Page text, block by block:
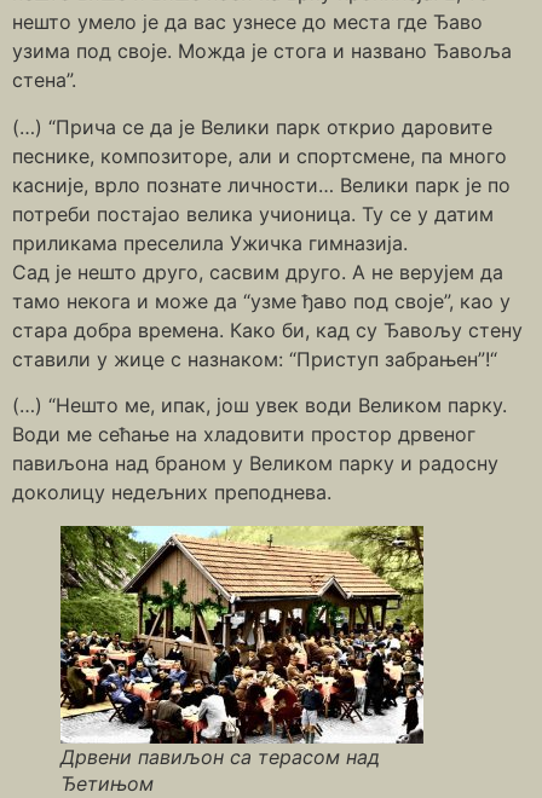
нешто умело је да вас узнесе до места где Ђаво
узима под своје. Можда је стога и названо Ђавоља
стена”.
(…) “Прича се да је Велики парк открио даровите
песнике, композиторе, али и спортсмене, па много
касније, врло познате личности… Велики парк је по
потреби постајао велика учионица. Ту се у датим
приликама преселила Ужичка гимназија.
Сад је нешто друго, сасвим друго. А не верујем да
тамо некога и може да “узме ђаво под своје”, као у
стара добра времена. Како би, кад су Ђавољу стену
ставили у жице с назнаком: “Приступ забрањен”!“
(…) “Нешто ме, ипак, још увек води Великом парку.
Води ме сећање на хладовити простор дрвеног
павиљона над браном у Великом парку и радосну
доколицу недељних преподнева.
Дрвени павиљон са терасом над
Ђетињом